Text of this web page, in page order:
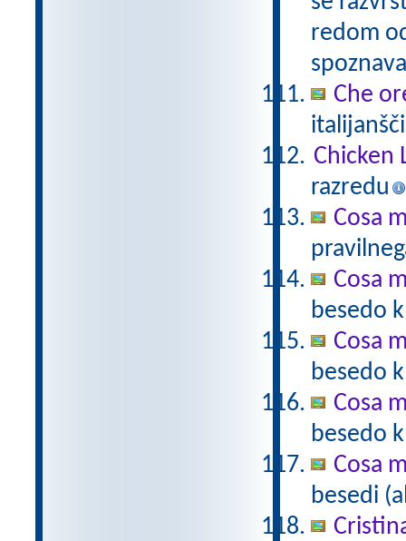
redom
Che
Chicken
razredu
Cosa
Cosa
besedo
Cosa
besedo
Cosa
besedo
Cosa
besedi